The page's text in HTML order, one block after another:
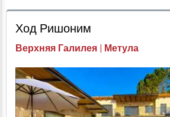
Проверка цен
Ход Ришоним
Верхняя Галилея | Метула